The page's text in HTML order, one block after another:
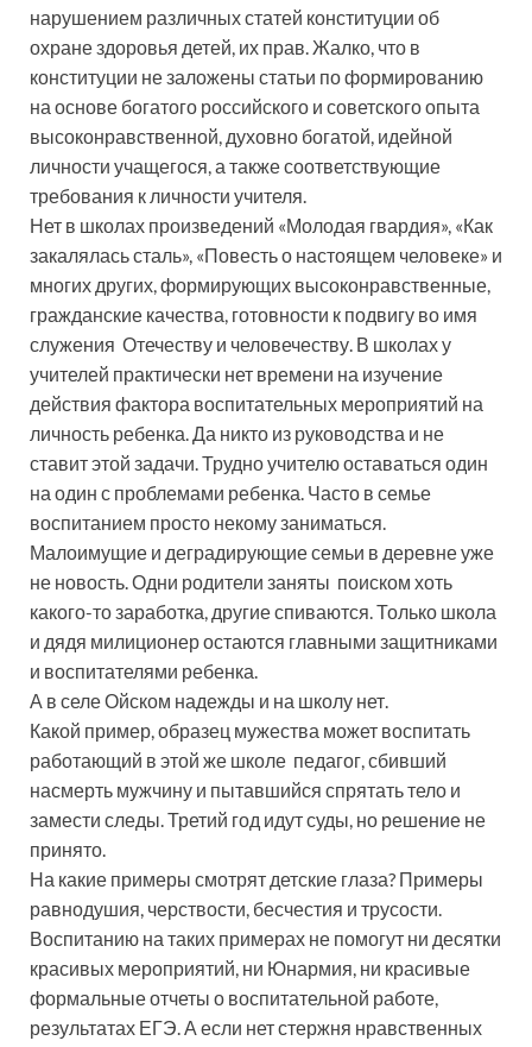
нарушением различных статей конституции об
охране здоровья детей, их прав. Жалко, что в
конституции не заложены статьи по формированию
на основе богатого российского и советского опыта
высоконравственной, духовно богатой, идейной
личности учащегося, а также соответствующие
требования к личности учителя.
Нет в школах произведений «Молодая гвардия», «Как
закалялась сталь», «Повесть о настоящем человеке» и
многих других, формирующих высоконравственные,
гражданские качества, готовности к подвигу во имя
служения Отечеству и человечеству. В школах у
учителей практически нет времени на изучение
действия фактора воспитательных мероприятий на
личность ребенка. Да никто из руководства и не
ставит этой задачи. Трудно учителю оставаться один
на один с проблемами ребенка. Часто в семье
воспитанием просто некому заниматься.
Малоимущие и деградирующие семьи в деревне уже
не новость. Одни родители заняты поиском хоть
какого-то заработка, другие спиваются. Только школа
и дядя милиционер остаются главными защитниками
и воспитателями ребенка.
А в селе Ойском надежды и на школу нет.
Какой пример, образец мужества может воспитать
работающий в этой же школе педагог, сбивший
насмерть мужчину и пытавшийся спрятать тело и
замести следы. Третий год идут суды, но решение не
принято.
На какие примеры смотрят детские глаза? Примеры
равнодушия, черствости, бесчестия и трусости.
Воспитанию на таких примерах не помогут ни десятки
красивых мероприятий, ни Юнармия, ни красивые
формальные отчеты о воспитательной работе,
результатах ЕГЭ. А если нет стержня нравственных